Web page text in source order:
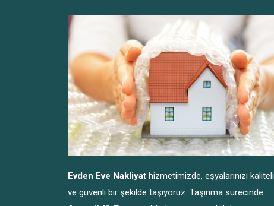
Evden Eve Nakliyat hizmetimizde, eşyalarınızı kaliteli
ve güvenli bir şekilde taşıyoruz. Taşınma sürecinde